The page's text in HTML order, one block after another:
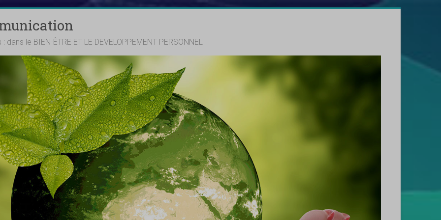
le BIEN-ÊTRE ET LE DEVELOPPEMENT PERSONNEL